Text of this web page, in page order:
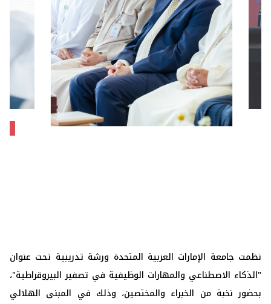
نظمت جامعة الإمارات العربية المتحدة ورشة تدريبية تحت عنوان
"الذكاء الاصطناعي والمهارات الوظيفية في تصفير البيروقراطية"،
بحضور نخبة من الخبراء والمختصين، وذلك في المبنى الهلالي